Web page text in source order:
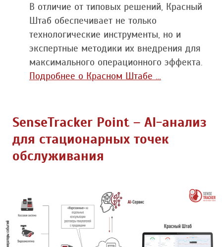
В отличие от типовых решений, Красный
Штаб обеспечивает не только
технологические инструменты, но и
экспертные методики их внедрения для
максимального операционного эффекта.
Подробнее о Красном Штабе …
SenseTracker Point – AI-анализ
для стационарных точек
обслуживания